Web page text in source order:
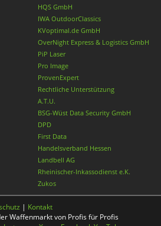
HQS GmbH
IWA OutdoorClassics
KVoptimal.de GmbH
OverNight Express & Logistics GmbH
PiP Laser
Pro Image
ProvenExpert
Rechtliche Unterstützung
A.T.U.
BSG-Wüst Data Security GmbH
DPD
First Data
Handelsverband Hessen
Landbell AG
Rheinischer-Inkassodienst e.K.
Zukos
| Kontakt
Waffenmarkt von Profis für Profis